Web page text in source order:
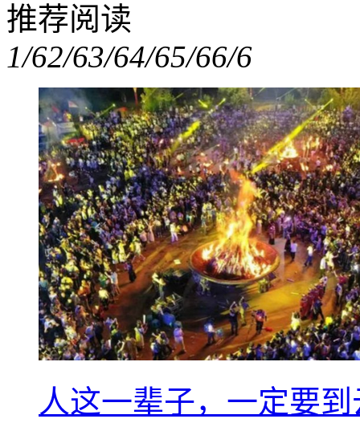
推荐阅读
1/62/63/64/65/66/6
人这一辈子，一定要